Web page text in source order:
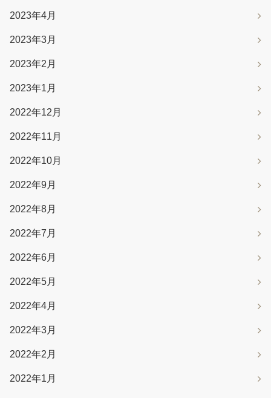
2023年4月
2023年3月
2023年2月
2023年1月
2022年12月
2022年11月
2022年10月
2022年9月
2022年8月
2022年7月
2022年6月
2022年5月
2022年4月
2022年3月
2022年2月
2022年1月